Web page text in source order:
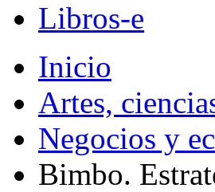
Libros-e
Inicio
Artes,
Negocios y
Bimbo.